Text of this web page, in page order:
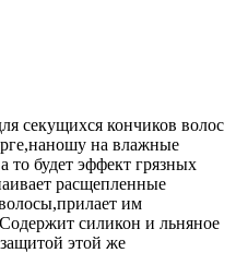
секущихся кончиков волос
на влажные
то будет эффект грязных
расщепленные
им
силикон и льняное
этой же